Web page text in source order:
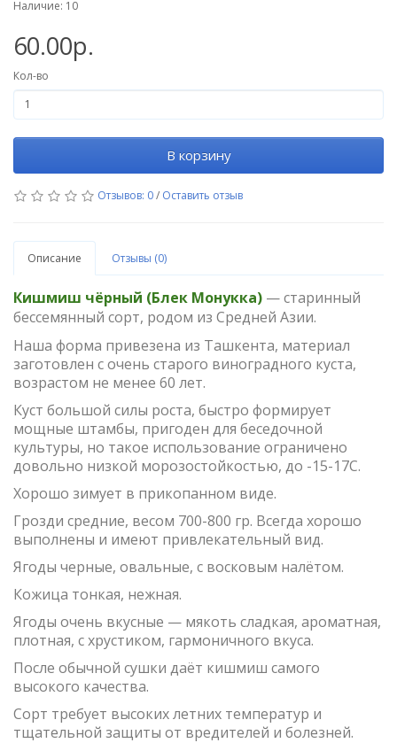
Наличие: 10
60.00р.
Кол-во
В корзину
Отзывов: 0/ Оставить отзыв
Описание Отзывы (0)
Кишмиш чёрный (Блек Монукка) —старинный
бессемянный сорт, родом из Средней Азии.
Наша форма привезена из Ташкента, материал
заготовлен с очень старого виноградного куста,
возрастом не менее 60 лет.
Куст большой силы роста, быстро формирует
мощные штамбы, пригоден для беседочной
культуры, но такое использование ограничено
довольно низкой морозостойкостью, до -15-17С.
Хорошо зимует в прикопанном виде.
Грозди средние, весом 700-800 гр. Всегда хорошо
выполнены и имеют привлекательный вид.
Ягоды черные, овальные, с восковым налётом.
Кожица тонкая, нежная.
Ягоды очень вкусные — мякоть сладкая, ароматная,
плотная, с хрустиком, гармоничного вкуса.
После обычной сушки даёт кишмиш самого
высокого качества.
Сорт требует высоких летних температур и
тщательной защиты от вредителей и болезней.